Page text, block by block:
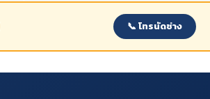
📞 โทรนัดช่าง